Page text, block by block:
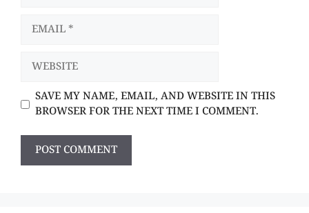
EMAIL
WEBSITE
SAVE MY NAME, EMAIL, AND WEBSITE IN THIS
BROWSER FOR THE NEXT TIME I COMMENT.